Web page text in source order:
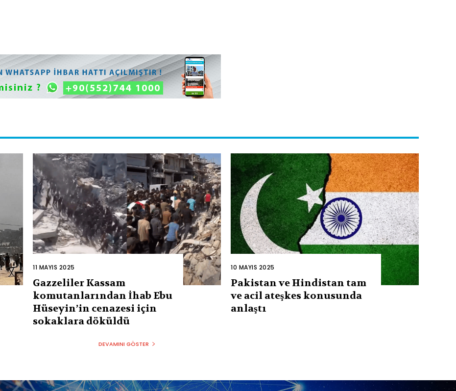
11 MAYIS 2025
Gazzeliler Kassam
komutanlarından İhab Ebu
Hüseyin’in cenazesi için
sokaklara döküldü
10 MAYIS 2025
Pakistan ve Hindistan tam
ve acil ateşkes konusunda
anlaştı
DEVAMINI GÖSTER